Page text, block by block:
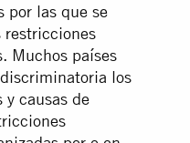
por las que se
restricciones
Muchos países
los
causas de